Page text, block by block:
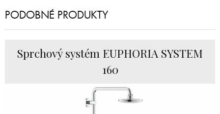
PODOBNÉ PRODUKTY
Sprchový systém EUPHORIA SYSTEM
160